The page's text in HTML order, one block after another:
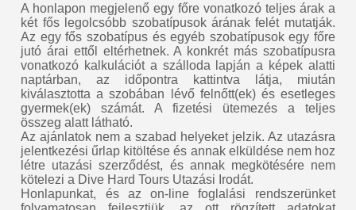
A honlapon megjelenő egy főre vonatkozó teljes árak a
két fős legolcsóbb szobatípusok árának felét mutatják.
Az egy fős szobatípus és egyéb szobatípusok egy főre
jutó árai ettől eltérhetnek. A konkrét más szobatípusra
vonatkozó kalkulációt a szálloda lapján a képek alatti
naptárban, az időpontra kattintva látja, miután
kiválasztotta a szobában lévő felnőtt(ek) és esetleges
gyermek(ek) számát. A fizetési ütemezés a teljes
összeg alatt látható.
Az ajánlatok nem a szabad helyeket jelzik. Az utazásra
jelentkezési űrlap kitöltése és annak elküldése nem hoz
létre utazási szerződést, és annak megkötésére nem
kötelezi a Dive Hard Tours Utazási Irodát.
Honlapunkat, és az on-line foglalási rendszerünket